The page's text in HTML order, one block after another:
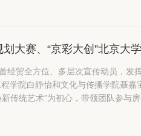
大赛、“京彩大创”北京大
经贸全方位、多层次宣传动员，
学院白静怡和文化与传播学院聂
传统艺术”为初心，带领团队参与房